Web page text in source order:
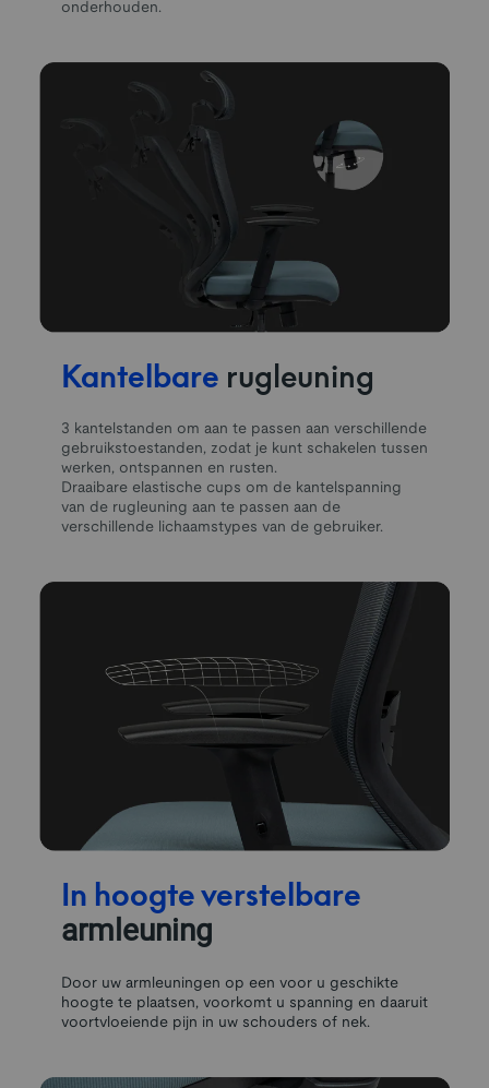
onderhouden.
Kantelbare rugleuning
3 kantelstanden om aan te passen aan verschillende
gebruikstoestanden, zodat je kunt schakelen tussen
werken, ontspannen en rusten.
Draaibare elastische cups om de kantelspanning
van de rugleuning aan te passen aan de
verschillende lichaamstypes van de gebruiker.
In hoogte verstelbare
armleuning
Door uw armleuningen op een voor u geschikte
hoogte te plaatsen, voorkomt u spanning en daaruit
voortvloeiende pijn in uw schouders of nek.